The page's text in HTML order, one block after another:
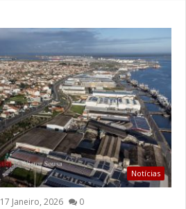
Notícias
17 Janeiro, 2026 0